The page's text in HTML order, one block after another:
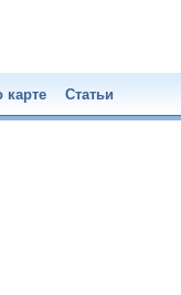
карте Статьи